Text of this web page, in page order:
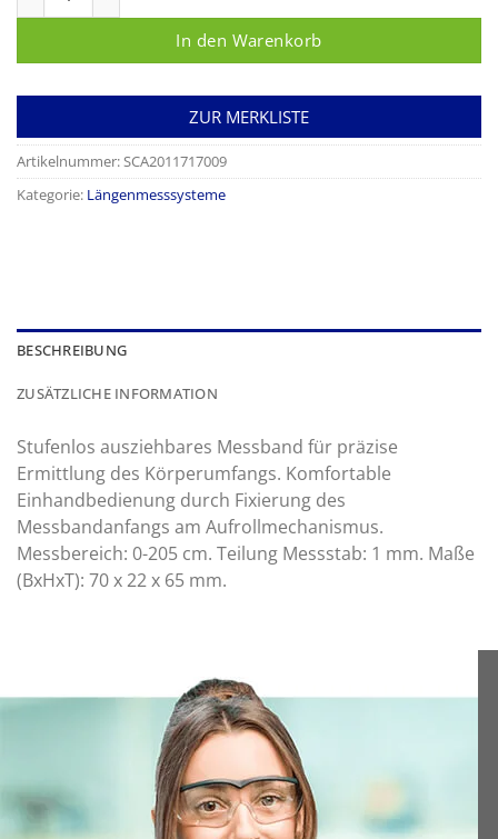
In den Warenkorb
ZUR MERKLISTE
Artikelnummer: SCA2011717009
Kategorie: Längenmesssysteme
BESCHREIBUNG
ZUSÄTZLICHE INFORMATION
Stufenlos ausziehbares Messband für präzise
Ermittlung des Körperumfangs. Komfortable
Einhandbedienung durch Fixierung des
Messbandanfangs am Aufrollmechanismus.
Messbereich: 0-205 cm. Teilung Messstab: 1 mm. Maße
(BxHxT): 70 x 22 x 65 mm.